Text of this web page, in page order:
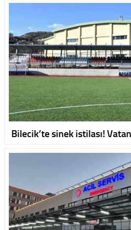
Bilecik’te sinek istilası!